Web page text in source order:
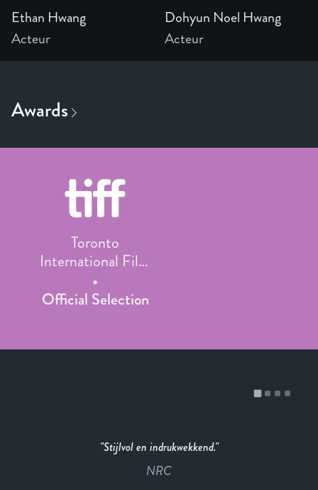
Ethan Hwang
Acteur
Dohyun Noel Hwang
Acteur
Toronto
International Film
Festival
Official Selection
Stijlvol en indrukwekkend.
NRC